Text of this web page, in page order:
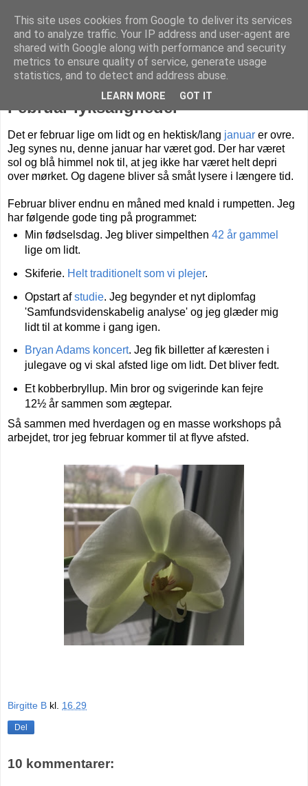
Livet på Vestegnen
Februar lyksaligheder
Det er februar lige om lidt og en hektisk/lang januar er ovre.
Jeg synes nu, denne januar har været god. Der har været
sol og blå himmel nok til, at jeg ikke har været helt depri
over mørket. Og dagene bliver så småt lysere i længere tid.
Februar bliver endnu en måned med knald i rumpetten. Jeg
har følgende gode ting på programmet:
Min fødselsdag. Jeg bliver simpelthen 42 år gammel
lige om lidt.
Skiferie. Helt traditionelt som vi plejer.
Opstart afstudie. Jeg begynder et nyt diplomfag
'Samfundsvidenskabelig analyse' og jeg glæder mig
lidt til at komme i gang igen.
Bryan Adams koncert. Jeg fik billetter af kæresten i
julegave og vi skal afsted lige om lidt. Det bliver fedt.
Et kobberbryllup. Min bror og svigerinde kan fejre
12½ år sammen som ægtepar.
Så sammen med hverdagen og en masse workshops på
arbejdet, tror jeg februar kommer til at flyve afsted.
Birgitte B kl. 16.29
Del
10 kommentarer:
This site uses cookies from Google to deliver its services
and to analyze traffic. Your IP address and user-agent are
shared with Google along with performance and security
metrics to ensure quality of service, generate usage
statistics, and to detect and address abuse.
LEARN MORE GOT IT